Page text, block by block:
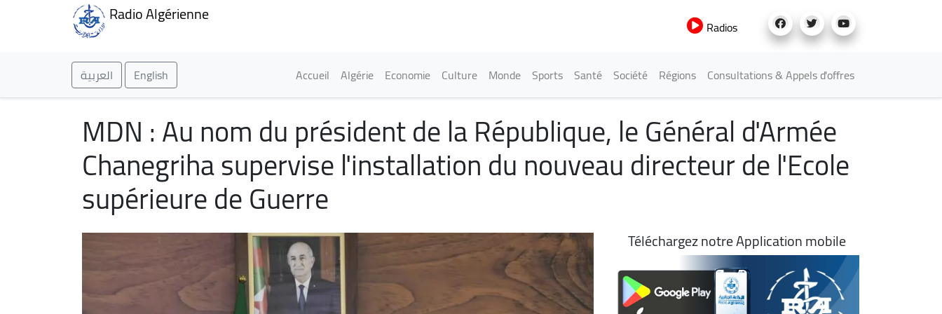
Radio Algérienne
Radios
العربية English Main navigation
Accueil Algérie Economie Culture Monde Sports Santé Société Régions Consultations & Appels d'offres
MDN : Au nom du président de la République, le Général d'Armée
Chanegriha supervise l'installation du nouveau directeur de l'Ecole
supérieure de Guerre
Téléchargez notre Application mobile